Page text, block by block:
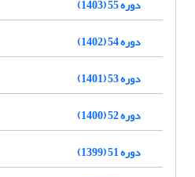
دوره 55 (1403)
دوره 54 (1402)
دوره 53 (1401)
دوره 52 (1400)
دوره 51 (1399)